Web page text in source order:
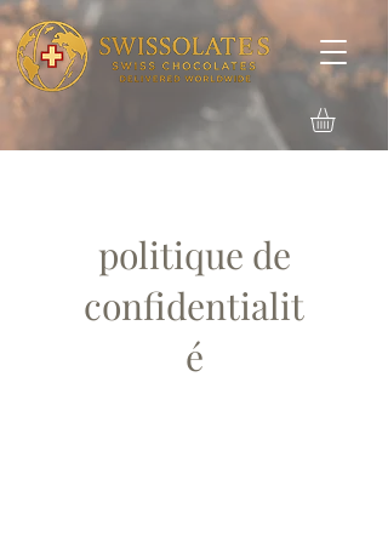
politique de
confidentialit
é